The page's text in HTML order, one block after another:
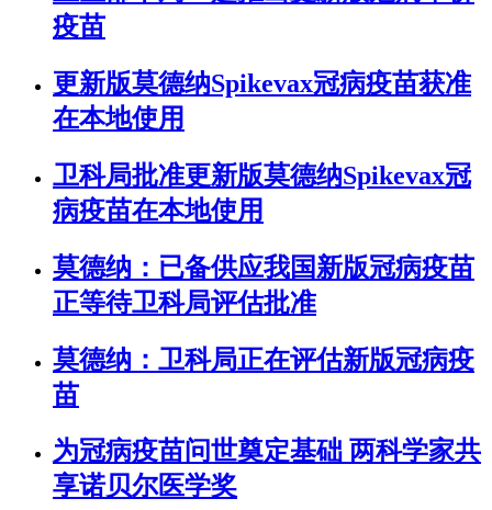
疫苗
更新版莫德纳Spikevax冠病疫苗获准
在本地使用
卫科局批准更新版莫德纳Spikevax冠
病疫苗在本地使用
莫德纳：已备供应我国新版冠病疫苗
正等待卫科局评估批准
莫德纳：卫科局正在评估新版冠病疫
苗
为冠病疫苗问世奠定基础 两科学家共
享诺贝尔医学奖